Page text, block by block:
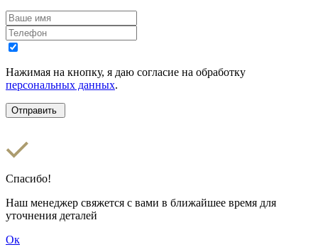
Нажимая на кнопку, я даю согласие на обработку
персональных данных.
Спасибо!
Наш менеджер свяжется с вами в ближайшее время для
уточнения деталей
Ок